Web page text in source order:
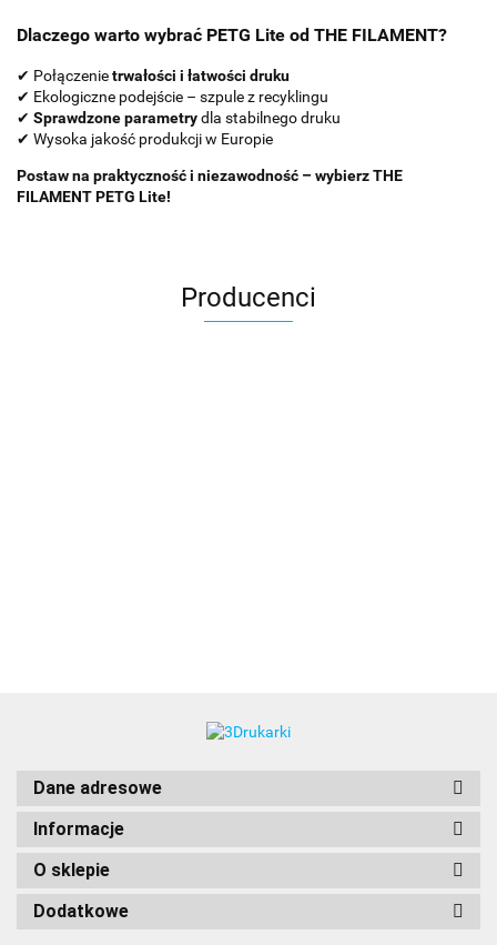
Dlaczego warto wybrać PETG Lite od THE FILAMENT?
✔ Połączenietrwałości i łatwości druku
✔ Ekologiczne podejście – szpule z recyklingu
✔ Sprawdzone parametrydla stabilnego druku
✔ Wysoka jakość produkcji w Europie
Postaw na praktyczność i niezawodność – wybierz THE
FILAMENT PETG Lite!
Producenci
Dane adresowe
Informacje
O sklepie
Dodatkowe